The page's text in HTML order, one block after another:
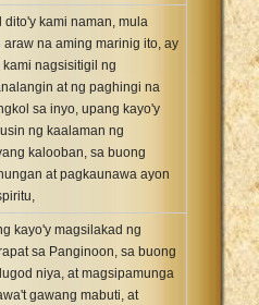
dito'y kami naman, mula
araw na aming marinig ito, ay
nagsisitigil ng
at ng paghingi na
sa inyo, upang kayo'y
ng kaalaman ng
kalooban, sa buong
at pagkaunawa ayon
kayo'y magsilakad ng
sa Panginoon, sa buong
niya, at magsipamunga
gawang mabuti, at